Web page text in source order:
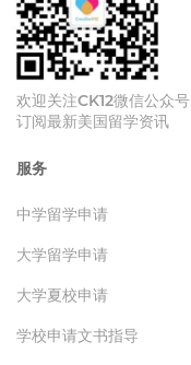
欢迎关注CK12微信公众号
订阅最新美国留学资讯
服务
中学留学申请
大学留学申请
大学夏校申请
学校申请文书指导